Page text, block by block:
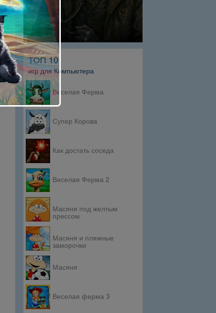
ТОП 10
игр для Компьютера
Веселая Ферма
Супер Корова
Как достать соседа
Веселая Ферма 2
Масяня под желтым
прессом
Масяня и пляжные
заморочки
Масяня
Веселая ферма 3